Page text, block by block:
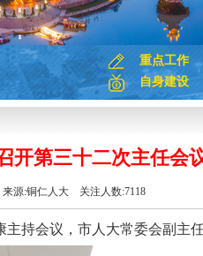
重点工作
自身建设
开第三十二次主任会
来源:铜仁人大 关注人数:7118
持会议，市人大常委会副主任